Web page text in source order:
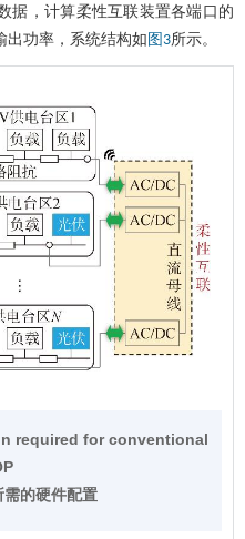
据，计算柔性互联装置各端口的
出功率，系统结构如 图3所示。
required for conventional
需的硬件配置